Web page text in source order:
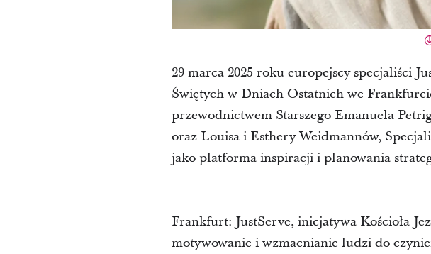
29 marca 2025 roku europejscy specjaliści
Świętych w Dniach Ostatnich we
przewodnictwem Starszego Emanuela
oraz Louisa i Esthery Weidmannów,
jako platforma inspiracji i planowania
Frankfurt: JustServe, inicjatywa Kościoła
motywowanie i wzmacnianie ludzi do